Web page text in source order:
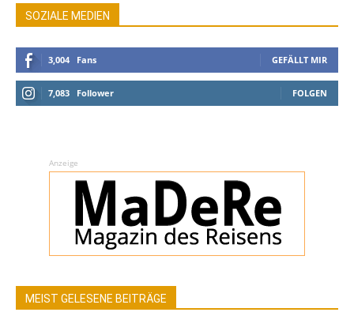
SOZIALE MEDIEN
3,004 Fans GEFÄLLT MIR
7,083 Follower FOLGEN
Anzeige
MEIST GELESENE BEITRÄGE